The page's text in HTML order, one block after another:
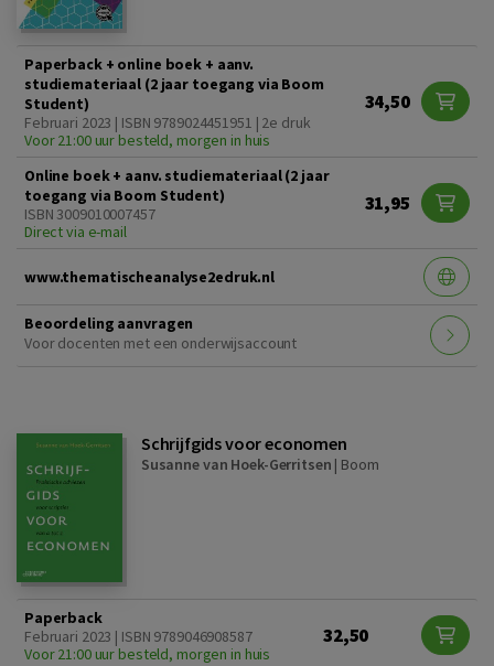
Paperback + online boek + aanv.
studiemateriaal (2 jaar toegang via Boom
Student)
Februari 2023 | ISBN 9789024451951 | 2e druk
Voor 21:00 uur besteld, morgen in huis
34,50
Online boek + aanv. studiemateriaal (2 jaar
toegang via Boom Student)
ISBN 3009010007457
Direct via e-mail
31,95
www.thematischeanalyse2edruk.nl
Beoordeling aanvragen
Voor docenten met een onderwijsaccount
Schrijfgids voor economen
Susanne van Hoek-Gerritsen | Boom
Paperback
Februari 2023 | ISBN 9789046908587
Voor 21:00 uur besteld, morgen in huis
32,50